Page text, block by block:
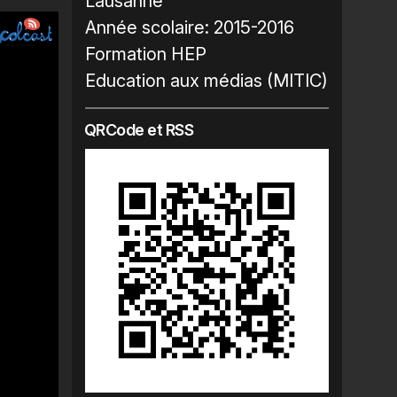
Année scolaire: 2015-2016
Formation HEP
Education aux médias (MITIC)
QRCode et RSS